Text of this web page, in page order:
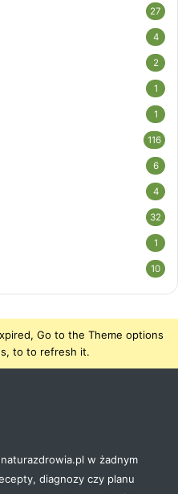
27
4
2
1
1
116
6
4
32
1
10
Go to the Theme options
to to refresh it.
w żadnym
diagnozy czy planu